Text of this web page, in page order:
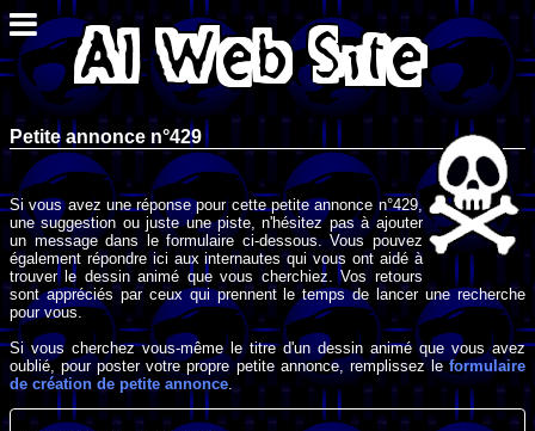
Petite annonce n°429
Si vous avez une réponse pour cette petite annonce n°429,
une suggestion ou juste une piste, n'hésitez pas à ajouter
un message dans le formulaire ci-dessous. Vous pouvez
également répondre ici aux internautes qui vous ont aidé à
trouver le dessin animé que vous cherchiez. Vos retours
sont appréciés par ceux qui prennent le temps de lancer une recherche
pour vous.
Si vous cherchez vous-même le titre d'un dessin animé que vous avez
oublié, pour poster votre propre petite annonce, remplissez leformulaire
de création de petite annonce .